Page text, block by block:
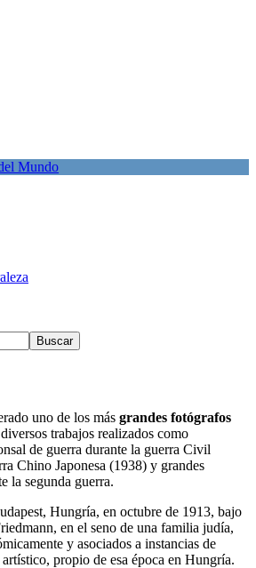
Mundo
uno de los más grandes fotógrafos
trabajos realizados como
de guerra durante la guerra Civil
Chino Japonesa (1938) y grandes
la segunda guerra.
Hungría, en octubre de 1913, bajo
en el seno de una familia judía,
y asociados a instancias de
propio de esa época en Hungría.